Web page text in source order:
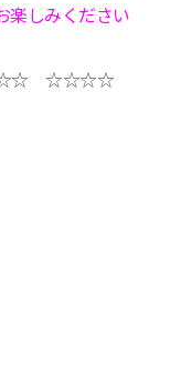
楽しみください
☆☆☆☆